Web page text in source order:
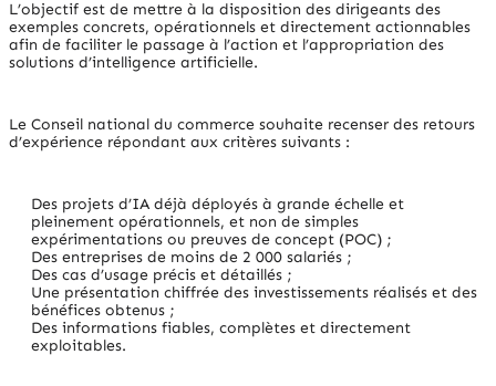
L’objectif est de mettre à la disposition des dirigeants des
exemples concrets, opérationnels et directement actionnables
afin de faciliter le passage à l’action et l’appropriation des
solutions d’intelligence artificielle.
Le Conseil national du commerce souhaite recenser des retours
d’expérience répondant aux critères suivants :
Des projets d’IA déjà déployés à grande échelle et
pleinement opérationnels, et non de simples
expérimentations ou preuves de concept (POC) ;
Des entreprises de moins de 2 000 salariés ;
Des cas d’usage précis et détaillés ;
Une présentation chiffrée des investissements réalisés et des
bénéfices obtenus ;
Des informations fiables, complètes et directement
exploitables.